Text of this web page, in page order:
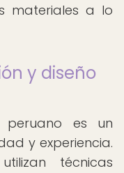
materiales a lo
y diseño
es un
y experiencia.
técnicas